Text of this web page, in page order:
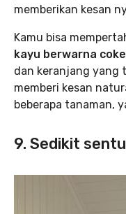
memberikan kesan
Kamu bisa
kayu berwarna
dan keranjang yang
memberi kesan
beberapa tanaman,
9. Sedikit